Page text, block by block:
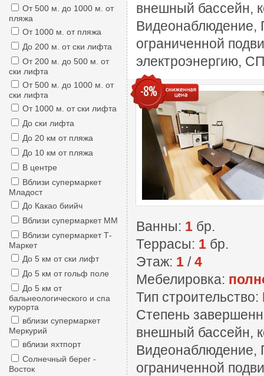
От 500 м. до 1000 м. от
пляжа
От 1000 м. от пляжа
До 200 м. от ски лифта
От 200 м. до 500 м. от
ски лифта
От 500 м. до 1000 м. от
ски лифта
От 1000 м. от ски лифта
До ски лифта
До 20 км от пляжа
До 10 км от пляжа
В центре
Вблизи супермаркет
Младост
До Какао биийч
Вблизи супермаркет ММ
Вблизи супермаркет Т-
Маркет
До 5 км от ски лифт
До 5 км от гольф поле
До 5 км от
бальнеологического и спа
курорта
вблизи супермаркет
Меркурий
вблизи яхтпорт
Солнечный берег -
Восток
внешный бассейн,
Видеонаблюдение,
ограниченной
электроэнергию,
-8%
Ванны: 1 бр.
Террасы: 1 бр.
Этаж: 1 /4
Мебелировка:
Тип строительство:
Степень
внешный бассейн,
Видеонаблюдение,
ограниченной